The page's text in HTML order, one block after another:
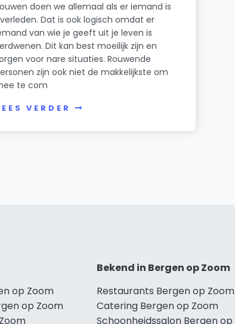
doen we allemaal als er iemand is
Dat is ook logisch omdat er
van wie je geeft uit je leven is
Dit kan best moeilijk zijn en
voor nare situaties. Rouwende
zijn ook niet de makkelijkste om
te com
VERDER
op Zoom
op Zoom
Bekend in Bergen op Zoom
Restaurants Bergen op Zoom
Catering Bergen op Zoom
Schoonheidssalon Bergen op